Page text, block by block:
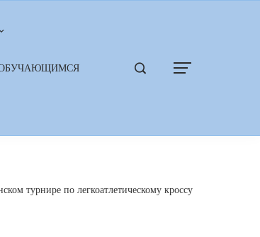
турнире по легкоатлетическому кроссу